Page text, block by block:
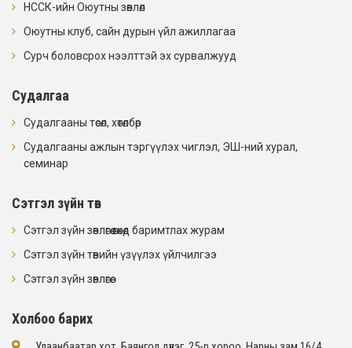
НССК-ийн Оюутны зөвлөл
Оюутны клуб, сайн дурын үйл ажиллагаа
Сурч боловсрох нээлттэй эх сурвалжууд
Судалгаа
Судалгааны төсөл, хөтөлбөр
Судалгааны ажлын тэргүүлэх чиглэл, ЭШ-ний хурал,
семинар
Сэтгэл зүйн төв
Сэтгэл зүйн зөвлөгөө өгөхөд баримтлах журам
Сэтгэл зүйн төвийн үзүүлэх үйлчилгээ
Сэтгэл зүйн зөвлөгөө
Холбоо барих